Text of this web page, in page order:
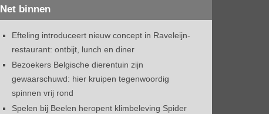
Net binnen
Efteling introduceert nieuw concept in Raveleijn-
restaurant: ontbijt, lunch en diner
Bezoekers Belgische dierentuin zijn
gewaarschuwd: hier kruipen tegenwoordig
spinnen vrij rond
Spelen bij Beelen heropent klimbeleving Spider